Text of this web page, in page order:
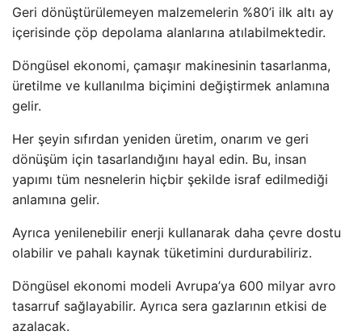
Geri dönüştürülemeyen malzemelerin %80’i ilk altı ay
içerisinde çöp depolama alanlarına atılabilmektedir.
Döngüsel ekonomi, çamaşır makinesinin tasarlanma,
üretilme ve kullanılma biçimini değiştirmek anlamına
gelir.
Her şeyin sıfırdan yeniden üretim, onarım ve geri
dönüşüm için tasarlandığını hayal edin. Bu, insan
yapımı tüm nesnelerin hiçbir şekilde israf edilmediği
anlamına gelir.
Ayrıca yenilenebilir enerji kullanarak daha çevre dostu
olabilir ve pahalı kaynak tüketimini durdurabiliriz.
Döngüsel ekonomi modeli Avrupa’ya 600 milyar avro
tasarruf sağlayabilir. Ayrıca sera gazlarının etkisi de
azalacak.